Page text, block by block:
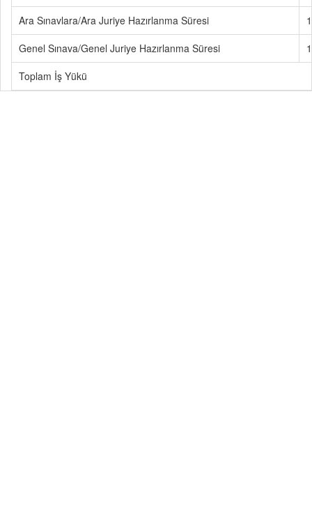
Ara Sınavlara/Ara Juriye Hazırlanma Süresi
1
Genel Sınava/Genel Juriye Hazırlanma Süresi
1
Toplam İş Yükü